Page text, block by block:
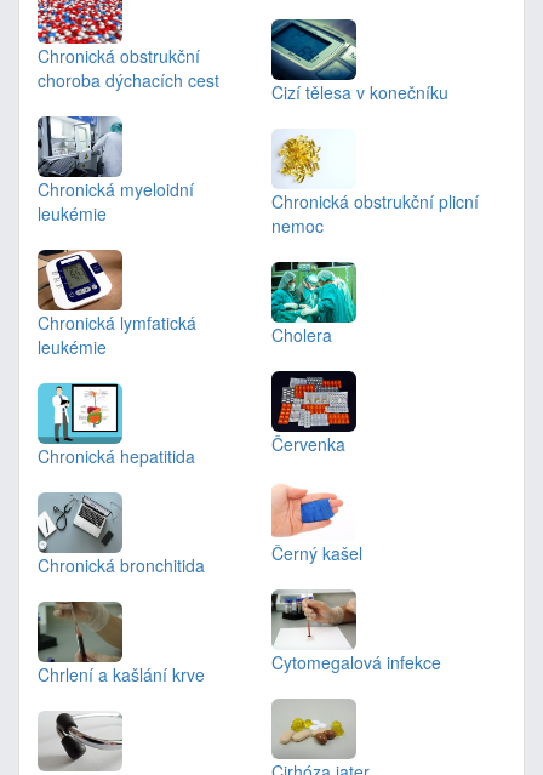
Chronická obstrukční
choroba dýchacích cest
Chronická myeloidní
leukémie
Chronická lymfatická
leukémie
Chronická hepatitida
Chronická bronchitida
Chrlení a kašlání krve
Cizí tělesa v konečníku
Chronická obstrukční plicní
nemoc
Cholera
Červenka
Černý kašel
Cytomegalová infekce